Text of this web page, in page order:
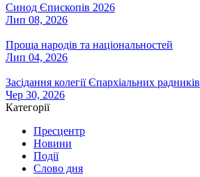
Синод Єпископів 2026
Лип 08, 2026
Проща народів та національностей
Лип 04, 2026
Засідання колегії Єпархіальних радників
Чер 30, 2026
Категорії
Пресцентр
Новини
Події
Слово дня